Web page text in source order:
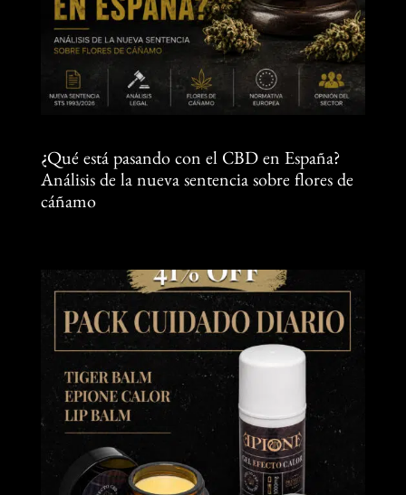
¿Qué está pasando con el CBD en España?
Análisis de la nueva sentencia sobre flores de
cáñamo